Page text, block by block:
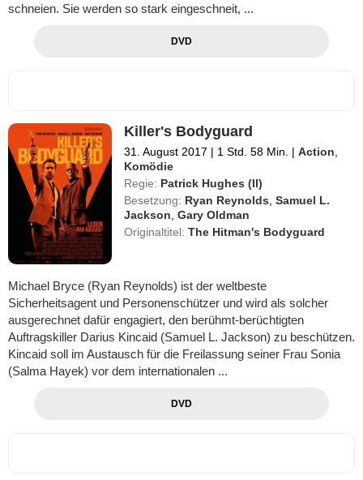
schneien. Sie werden so stark eingeschneit, ...
DVD
Killer's Bodyguard
31. August 2017 | 1 Std. 58 Min. | Action
Komödie
Regie: Patrick Hughes (II)
Besetzung: Ryan Reynolds ,Samuel L.
Jackson ,Gary Oldman
Originaltitel:The Hitman's Bodyguard
Michael Bryce (Ryan Reynolds) ist der weltbeste
Sicherheitsagent und Personenschützer und wird als solcher
ausgerechnet dafür engagiert, den berühmt-berüchtigten
Auftragskiller Darius Kincaid (Samuel L. Jackson) zu beschützen.
Kincaid soll im Austausch für die Freilassung seiner Frau Sonia
(Salma Hayek) vor dem internationalen ...
DVD